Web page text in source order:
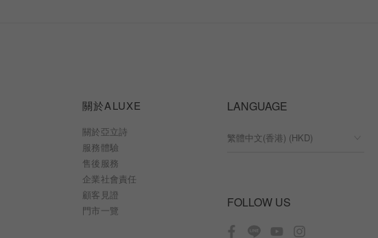
關於ALUXE
關於亞立詩
服務體驗
售後服務
企業社會責任
顧客見證
門市一覽
LANGUAGE
FOLLOW US